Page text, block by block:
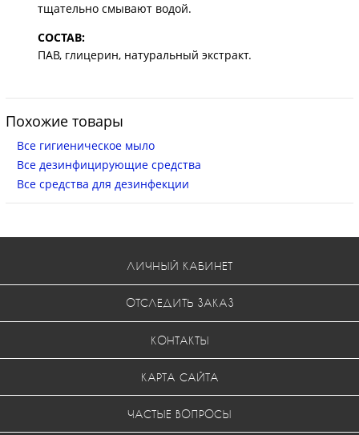
тщательно смывают водой.
СОСТАВ:
ПАВ, глицерин, натуральный экстракт.
Похожие товары
Все гигиеническое мыло
Все дезинфицирующие средства
Все средства для дезинфекции
ЛИЧНЫЙ КАБИНЕТ
ОТСЛЕДИТЬ ЗАКАЗ
КОНТАКТЫ
КАРТА САЙТА
ЧАСТЫЕ ВОПРОСЫ